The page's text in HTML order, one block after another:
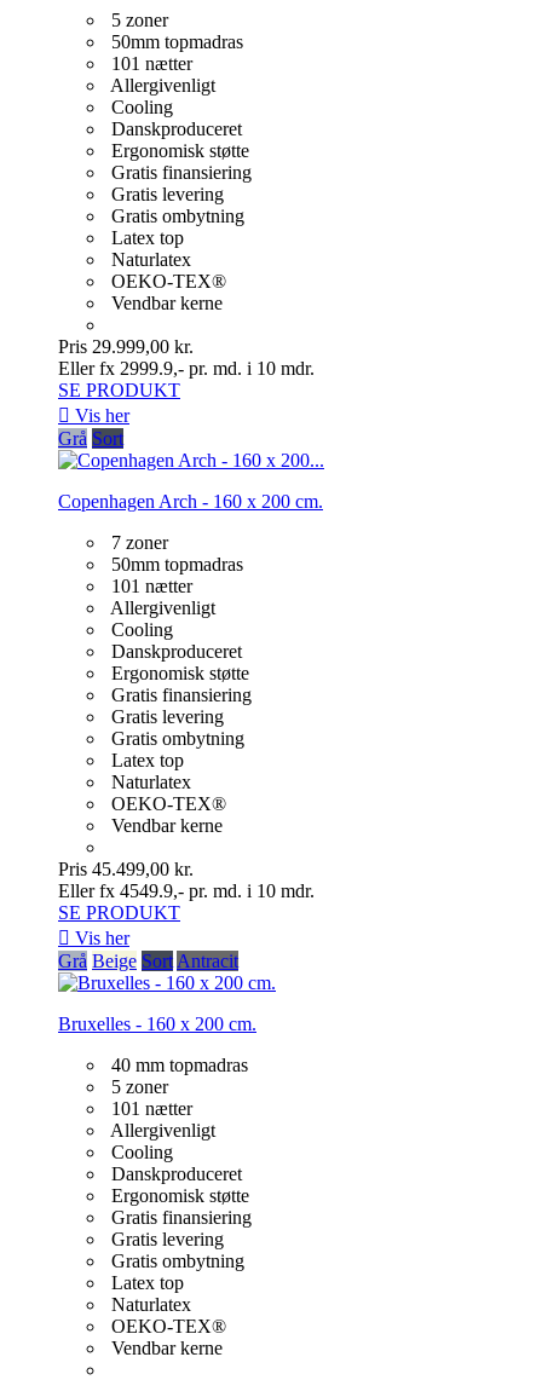
5 zoner
50mm topmadras
101 nætter
Allergivenligt
Cooling
Danskproduceret
Ergonomisk støtte
Gratis finansiering
Gratis levering
Gratis ombytning
Latex top
Naturlatex
OEKO-TEX®
Vendbar kerne
Pris 29.999,00 kr.
Eller fx 2999.9,- pr. md. i 10 mdr.
SE PRODUKT
 Vis her
Grå Sort
Copenhagen Arch - 160 x 200 cm.
7 zoner
50mm topmadras
101 nætter
Allergivenligt
Cooling
Danskproduceret
Ergonomisk støtte
Gratis finansiering
Gratis levering
Gratis ombytning
Latex top
Naturlatex
OEKO-TEX®
Vendbar kerne
Pris 45.499,00 kr.
Eller fx 4549.9,- pr. md. i 10 mdr.
SE PRODUKT
 Vis her
Grå Beige Sort Antracit
Bruxelles - 160 x 200 cm.
40 mm topmadras
5 zoner
101 nætter
Allergivenligt
Cooling
Danskproduceret
Ergonomisk støtte
Gratis finansiering
Gratis levering
Gratis ombytning
Latex top
Naturlatex
OEKO-TEX®
Vendbar kerne